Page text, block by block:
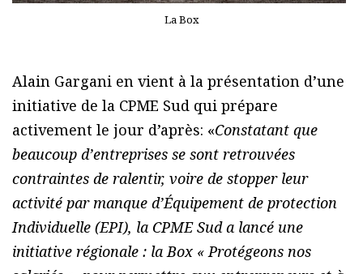
La Box
Alain Gargani en vient à la présentation d’une
initiative de la CPME Sud qui prépare
activement le jour d’après: «Constatant que
beaucoup d’entreprises se sont retrouvées
contraintes de ralentir, voire de stopper leur
activité par manque d’Équipement de protection
Individuelle (EPI), la CPME Sud a lancé une
initiative régionale : la Box « Protégeons nos